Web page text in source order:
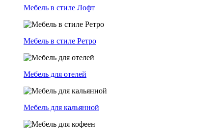
Мебель в стиле Лофт
Мебель в стиле Ретро
Мебель для отелей
Мебель для кальянной